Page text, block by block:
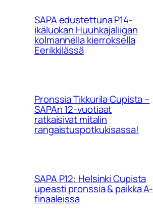
SAPA edustettuna P14-
ikäluokan Huuhkajaliigan
kolmannella kierroksella
Eerikkilässä
Pronssia Tikkurila Cupista –
SAPAn 12-vuotiaat
ratkaisivat mitalin
rangaistuspotkukisassa!
SAPA P12: Helsinki Cupista
upeasti pronssia & paikka A-
finaaleissa